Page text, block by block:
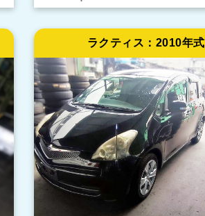
ラクティス： 2010年式